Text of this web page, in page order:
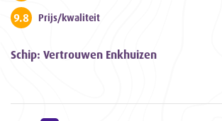
9.8 Prijs/kwaliteit
Schip: Vertrouwen Enkhuizen